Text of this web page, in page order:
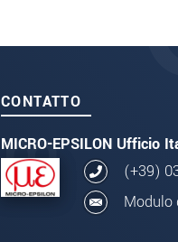
CONTATTO
MICRO-EPSILON Ufficio
(+39)
Modulo